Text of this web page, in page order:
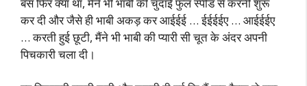
कर दी और जैसे ही भाबी अकड़ कर आईईई … ईईईईए … आईईईए
… करती हुई छूटी, मैंने भी भाबी की प्यारी सी चूत के अंदर अपनी
पिचकारी चला दी।